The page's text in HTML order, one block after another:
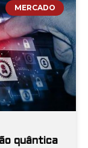
MERCADO
quântica